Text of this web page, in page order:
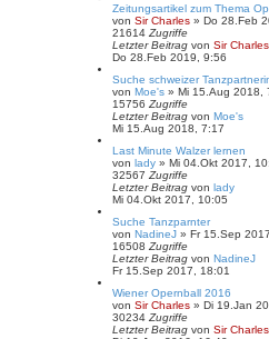
Zeitungsartikel zum Thema
von Sir Charles » Do 28.Feb
21614 Zugriffe
Letzter Beitrag von Sir Charles
Do 28.Feb 2019, 9:56
Suche schweizer
von Moe's » Mi 15.Aug 2018,
15756 Zugriffe
Letzter Beitrag von Moe's
Mi 15.Aug 2018, 7:17
Last Minute Walzer lernen
von lady » Mi 04.Okt 2017,
32567 Zugriffe
Letzter Beitrag von lady
Mi 04.Okt 2017, 10:05
Suche Tanzparnter
von NadineJ » Fr 15.Sep
16508 Zugriffe
Letzter Beitrag von NadineJ
Fr 15.Sep 2017, 18:01
Wiener Opernball 2016
von Sir Charles » Di 19.Jan
30234 Zugriffe
Letzter Beitrag von Sir Charles